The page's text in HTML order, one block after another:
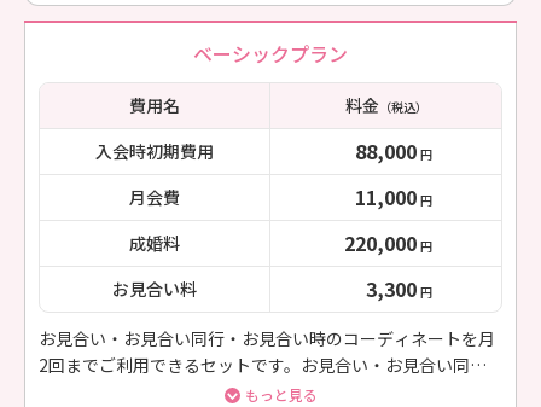
ベーシックプラン
費用名 料金（税込）
入会時初期費用 88,000 円
月会費 11,000 円
成婚料 220,000 円
お見合い料 3,300 円
お見合い・お見合い同行・お見合い時のコーディネートを月
2回までご利用できるセットです。お見合い・お見合い同
行・お見合いに関する基本的なサポートを行います。
もっと見る